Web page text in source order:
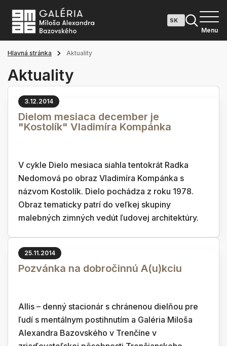
Menu
Hlavná stránka Aktuality
Aktuality
3.12.2014
Dielom mesiaca december je
"Kostolík" Vladimíra Kompánka
V cykle Dielo mesiaca siahla tentokrát Radka
Nedomová po obraz Vladimíra Kompánka s
názvom Kostolík. Dielo pochádza z roku 1978.
Obraz tematicky patrí do veľkej skupiny
malebných zimných vedút ľudovej architektúry.
25.11.2014
Pozvánka na dobročinnú A(u)kciu
Allis – denný stacionár s chránenou dielňou pre
ľudí s mentálnym postihnutím a Galéria Miloša
Alexandra Bazovského v Trenčíne v